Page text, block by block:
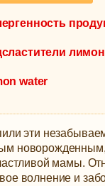
water
эти
мамы.
волнение и